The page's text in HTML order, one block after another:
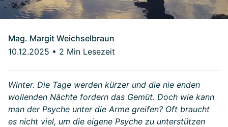
Mag. Margit Weichselbraun
10.12.2025 • 2 Min Lesezeit
Winter. Die Tage werden kürzer und die nie enden
wollenden Nächte fordern das Gemüt. Doch wie kann
man der Psyche unter die Arme greifen? Oft braucht
es nicht viel, um die eigene Psyche zu unterstützen